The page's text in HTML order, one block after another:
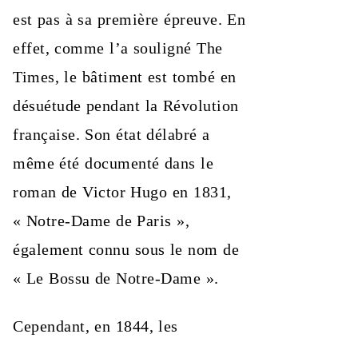
est pas à sa première épreuve. En
effet, comme l’a souligné The
Times, le bâtiment est tombé en
désuétude pendant la Révolution
française. Son état délabré a
même été documenté dans le
roman de Victor Hugo en 1831,
« Notre-Dame de Paris »,
également connu sous le nom de
« Le Bossu de Notre-Dame ».
Cependant, en 1844, les